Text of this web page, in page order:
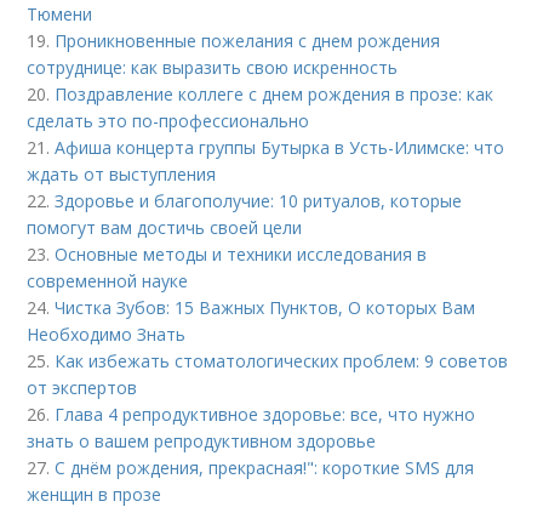
Тюмени
19. Проникновенные пожелания с днем рождения
сотруднице: как выразить свою искренность
20. Поздравление коллеге с днем рождения в прозе: как
сделать это по-профессионально
21.Афиша концерта группы Бутырка в Усть-Илимске: что
ждать от выступления
22.Здоровье и благополучие: 10 ритуалов, которые
помогут вам достичь своей цели
23.Основные методы и техники исследования в
современной науке
24.Чистка Зубов: 15 Важных Пунктов, О которых Вам
Необходимо Знать
25. Как избежать стоматологических проблем: 9 советов
от экспертов
26. Глава 4 репродуктивное здоровье: все, что нужно
знать о вашем репродуктивном здоровье
27.С днём рождения, прекрасная!": короткие SMS для
женщин в прозе